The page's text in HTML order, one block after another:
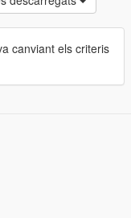
canviant els criteris